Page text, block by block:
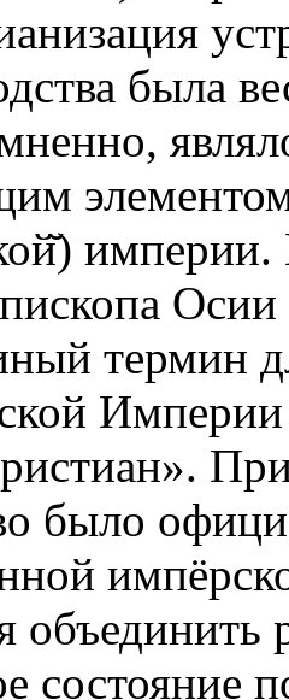
была
термин
было
состояние